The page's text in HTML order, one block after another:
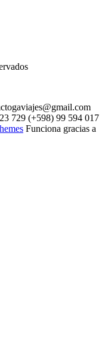
729 (+598) 99 594 017
Funciona gracias a